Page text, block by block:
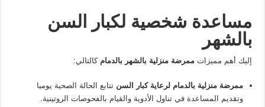
مساعدة شخصية لكبار السن
بالشهر
إليك أهم مميزاتممرضة منزلية بالشهر بالدمامكالتالي:
ممرضة منزلية بالدمام لرعاية كبار السن تتابع الحالة الصحية يوميا
وتقديم المساعدة في تناول الأدوية والقيام بالفحوصات الروتينية.